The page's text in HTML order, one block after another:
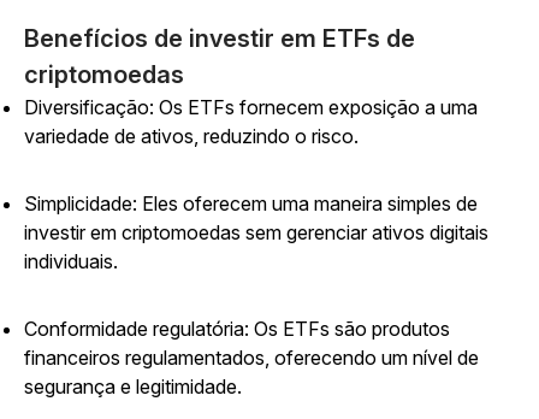
Benefícios de investir em ETFs de
criptomoedas
Diversificação: Os ETFs fornecem exposição a uma
variedade de ativos, reduzindo o risco.
Simplicidade: Eles oferecem uma maneira simples de
investir em criptomoedas sem gerenciar ativos digitais
individuais.
Conformidade regulatória: Os ETFs são produtos
financeiros regulamentados, oferecendo um nível de
segurança e legitimidade.